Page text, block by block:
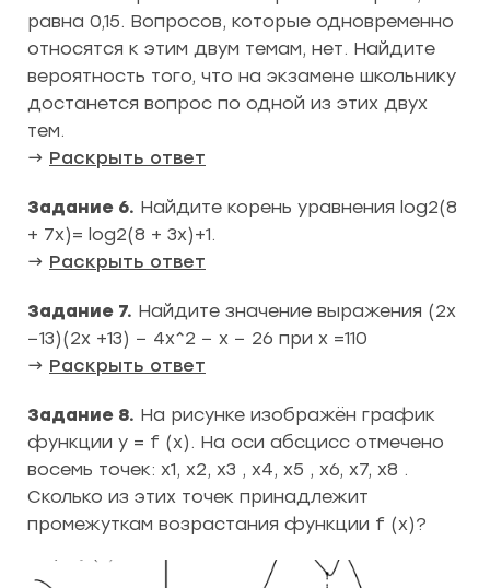
равна 0,15. Вопросов, которые одновременно
относятся к этим двум темам, нет. Найдите
вероятность того, что на экзамене школьнику
достанется вопрос по одной из этих двух
тем.
→ Раскрыть ответ
Задание 6. Найдите корень уравнения log2(8
+ 7x)= log2(8 + 3x)+1.
→ Раскрыть ответ
Задание 7. Найдите значение выражения (2x
−13)(2x +13) − 4x^2 − x − 26 при x =110
→ Раскрыть ответ
Задание 8. На рисунке изображён график
функции y = f (x). На оси абсцисс отмечено
восемь точек: x1, x2, x3 , x4, x5 , x6, x7, x8 .
Сколько из этих точек принадлежит
промежуткам возрастания функции f (x)?